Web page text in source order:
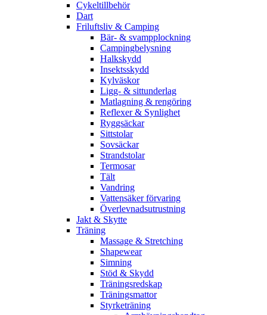
Cykeltillbehör
Dart
Friluftsliv & Camping
Bär- & svampplockning
Campingbelysning
Halkskydd
Insektsskydd
Kylväskor
Ligg- & sittunderlag
Matlagning & rengöring
Reflexer & Synlighet
Ryggsäckar
Sittstolar
Sovsäckar
Strandstolar
Termosar
Tält
Vandring
Vattensäker förvaring
Överlevnadsutrustning
Jakt & Skytte
Träning
Massage & Stretching
Shapewear
Simning
Stöd & Skydd
Träningsredskap
Träningsmattor
Styrketräning